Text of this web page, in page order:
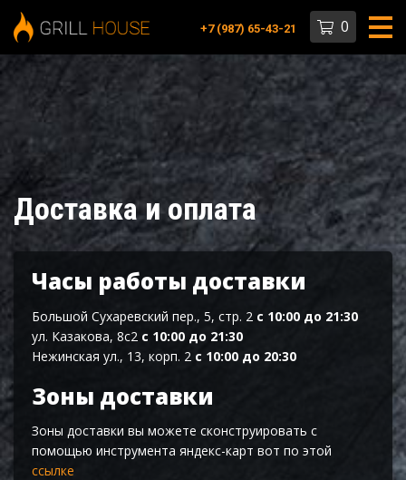
+7 (987) 65-43-21
0
0
Доставка и оплата
Часы работы доставки
Большой Сухаревский пер., 5, стр. 2 с 10:00 до 21:30
ул. Казакова, 8с2 с 10:00 до 21:30
Нежинская ул., 13, корп. 2 с 10:00 до 20:30
Зоны доставки
Зоны доставки вы можете сконструировать с
помощью инструмента яндекс-карт вот по этой
ссылке